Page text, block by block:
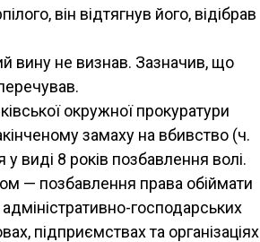
він відтягнув його, відібрав
вину не визнав. Зазначив, що
окружної прокуратури
замаху на вбивство (ч.
виді 8 років позбавлення волі.
— позбавлення права обіймати
господарських
підприємствах та організаціях